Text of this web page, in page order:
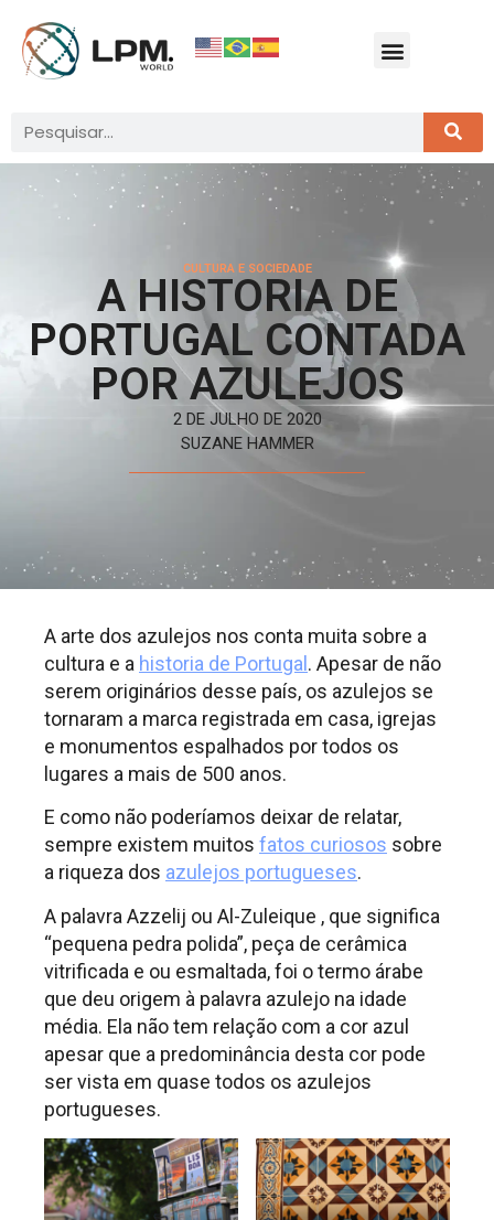
CULTURA E SOCIEDADE
A HISTORIA DE
PORTUGAL CONTADA
POR AZULEJOS
2 DE JULHO DE 2020
SUZANE HAMMER
A arte dos azulejos nos conta muita sobre a
cultura e a historia de Portugal. Apesar de não
serem originários desse país, os azulejos se
tornaram a marca registrada em casa, igrejas
e monumentos espalhados por todos os
lugares a mais de 500 anos.
E como não poderíamos deixar de relatar,
sempre existem muitos fatos curiosos sobre
a riqueza dos azulejos portugueses.
A palavra Azzelij ou Al-Zuleique , que significa
“pequena pedra polida”, peça de cerâmica
vitrificada e ou esmaltada, foi o termo árabe
que deu origem à palavra azulejo na idade
média. Ela não tem relação com a cor azul
apesar que a predominância desta cor pode
ser vista em quase todos os azulejos
portugueses.